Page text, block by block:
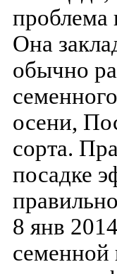
проблема
Она
обычно
осени,
сорта.
посадке
8 янв
семенной